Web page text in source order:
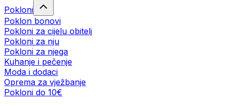
Pokloni
Poklon bonovi
Pokloni za cijelu obitelj
Pokloni za nju
Pokloni za njega
Kuhanje i pečenje
Moda i dodaci
Oprema za vježbanje
Pokloni do 10€